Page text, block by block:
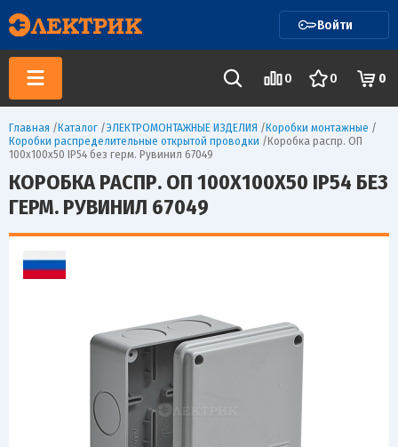
Войти
0 0 0
Главная /Каталог /ЭЛЕКТРОМОНТАЖНЫЕ ИЗДЕЛИЯ /Коробки монтажные /
Коробки распределительные открытой проводки /Коробка распр. ОП
100х100х50 IP54 без герм. Рувинил 67049
КОРОБКА РАСПР. ОП 100Х100Х50 IP54 БЕЗ
ГЕРМ. РУВИНИЛ 67049